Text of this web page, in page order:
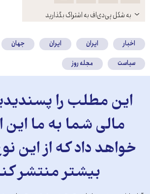
باز
کنید
به شکل پی‌دی‌اف به اشتراک بگذارید
اخبار ایران ایران جهان
سیاست
مجله روز
این مطلب را
مالی شما به ما این
خواهد داد که از این
بیشتر منتشر